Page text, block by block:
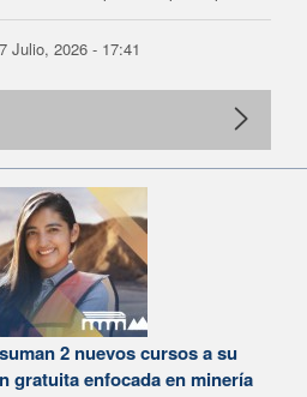
Julio, 2026 - 17:41
2 nuevos cursos a su
gratuita enfocada en minería